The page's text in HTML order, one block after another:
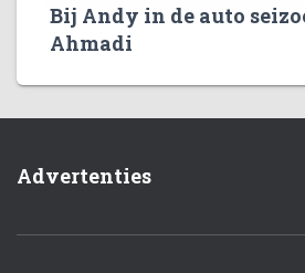
Bij Andy in de auto
Ahmadi
Advertenties